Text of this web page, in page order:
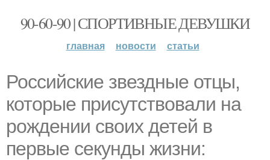
90-60-90 | СПОРТИВНЫЕ ДЕВУШКИ
главная новости статьи
Российские звездные отцы,
которые присутствовали на
рождении своих детей в
первые секунды жизни: